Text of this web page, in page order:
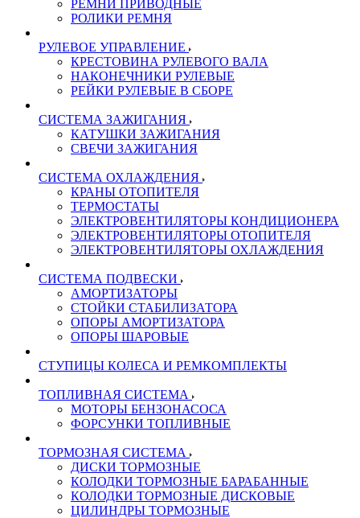
РЕМНИ ПРИВОДНЫЕ
РОЛИКИ РЕМНЯ
РУЛЕВОЕ УПРАВЛЕНИЕ
КРЕСТОВИНА РУЛЕВОГО ВАЛА
НАКОНЕЧНИКИ РУЛЕВЫЕ
РЕЙКИ РУЛЕВЫЕ В СБОРЕ
СИСТЕМА ЗАЖИГАНИЯ
КАТУШКИ ЗАЖИГАНИЯ
СВЕЧИ ЗАЖИГАНИЯ
СИСТЕМА ОХЛАЖДЕНИЯ
КРАНЫ ОТОПИТЕЛЯ
ТЕРМОСТАТЫ
ЭЛЕКТРОВЕНТИЛЯТОРЫ КОНДИЦИОНЕРА
ЭЛЕКТРОВЕНТИЛЯТОРЫ ОТОПИТЕЛЯ
ЭЛЕКТРОВЕНТИЛЯТОРЫ ОХЛАЖДЕНИЯ
СИСТЕМА ПОДВЕСКИ
АМОРТИЗАТОРЫ
СТОЙКИ СТАБИЛИЗАТОРА
ОПОРЫ АМОРТИЗАТОРА
ОПОРЫ ШАРОВЫЕ
СТУПИЦЫ КОЛЕСА И РЕМКОМПЛЕКТЫ
ТОПЛИВНАЯ СИСТЕМА
МОТОРЫ БЕНЗОНАСОСА
ФОРСУНКИ ТОПЛИВНЫЕ
ТОРМОЗНАЯ СИСТЕМА
ДИСКИ ТОРМОЗНЫЕ
КОЛОДКИ ТОРМОЗНЫЕ БАРАБАННЫЕ
КОЛОДКИ ТОРМОЗНЫЕ ДИСКОВЫЕ
ЦИЛИНДРЫ ТОРМОЗНЫЕ